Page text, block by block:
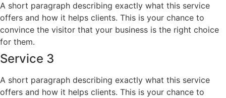
A short paragraph describing exactly what this service
offers and how it helps clients. This is your chance to
convince the visitor that your business is the right choice
for them.
Service 3
A short paragraph describing exactly what this service
offers and how it helps clients. This is your chance to